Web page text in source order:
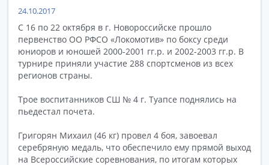
Публичные слушания и общественные обсуждения
Документы
24.10.2017
С 16 по 22 октября в г. Новороссийске прошло
первенство ОО РФСО «Локомотив» по боксу среди
юниоров и юношей 2000-2001 гг.р. и 2002-2003 гг.р. В
турнире приняли участие 288 спортсменов из всех
регионов страны.
Трое воспитанников СШ № 4 г. Туапсе поднялись на
пьедестал почета.
Григорян Михаил (46 кг) провел 4 боя, завоевал
серебряную медаль, что обеспечило ему прямой выход
на Всероссийские соревнования, по итогам которых